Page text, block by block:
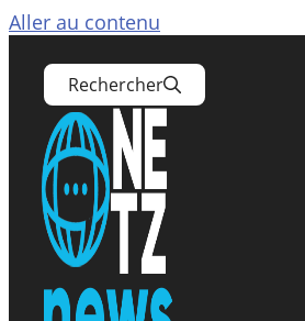
Aller au contenu
Rechercher